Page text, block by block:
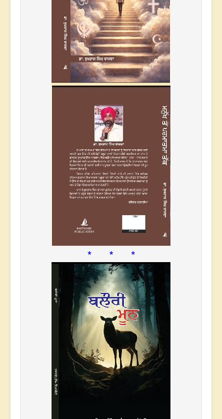
* * *